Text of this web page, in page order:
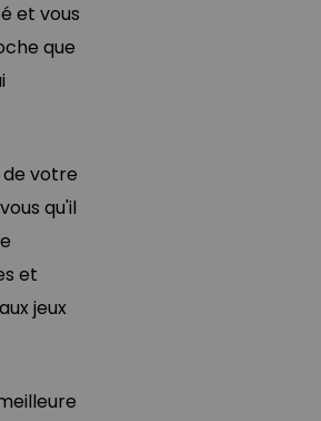
et vous
que
votre
qu'il
et
jeux